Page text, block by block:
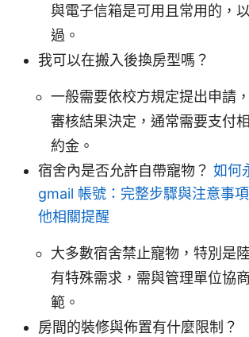
與電子信箱是可用且常用的，
過。
我可以在搬入後換房型嗎？
一般需要依校方規定提出申請
審核結果決定，通常需要支付
約金。
宿舍內是否允許自帶寵物？ 如何
gmail 帳號：完整步驟與注意事
他相關提醒
大多數宿舍禁止寵物，特別是
有特殊需求，需與管理單位協
範。
房間的裝修與佈置有什麼限制？